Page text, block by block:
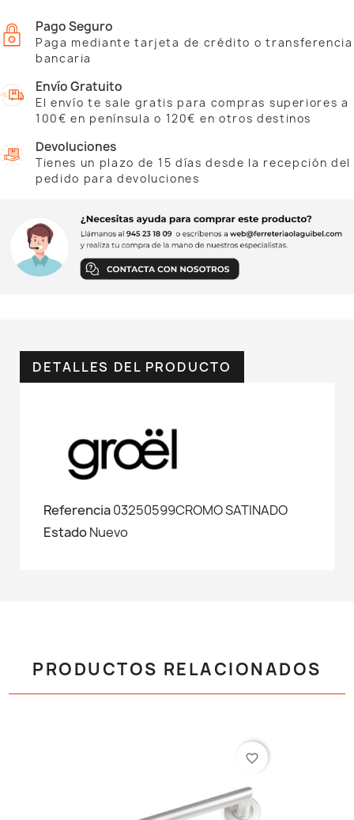
Pago Seguro
Paga mediante tarjeta de crédito o transferencia
bancaria
Envío Gratuito
El envío te sale gratis para compras superiores a
100€ en península o 120€ en otros destinos
Devoluciones
Tienes un plazo de 15 días desde la recepción del
pedido para devoluciones
DETALLES DEL PRODUCTO
Referencia03250599CROMO SATINADO
EstadoNuevo
PRODUCTOS RELACIONADOS
favorite_border